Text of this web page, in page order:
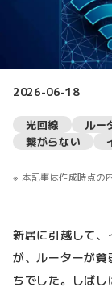
2026-06-18
光回線 ルー
繋がらない
本記事は作成時点の
新居に引越して
が、ルーターが
ちでした。しば